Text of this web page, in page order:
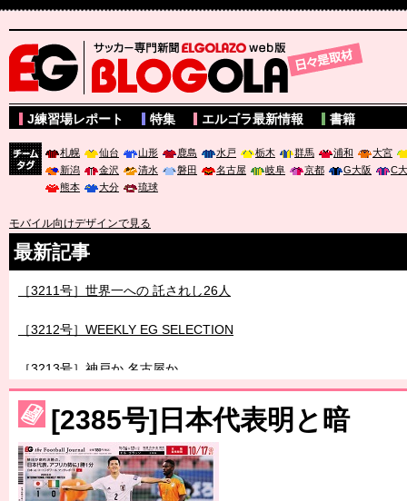
サッカー専門新聞ELGOLAZO web版 BLOGOLA
J練習場レポート 特集 エルゴラ最新情報 書籍
札幌 仙台 山形 鹿島 水戸 栃木 群馬 浦和
大宮
新潟
金沢 清水 磐田 名古屋 岐阜 京都 G大阪
C
熊本
大分 琉球
モバイル向けデザインで見る
最新記事
［3213号］神戸か 名古屋か
［3214号］WEST制覇
［3215号］WEEKLY EG SELECTION
[2385号]日本代表明と暗